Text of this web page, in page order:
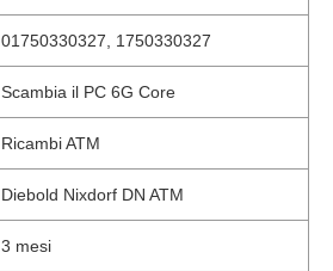
01750330327, 1750330327
Scambia il PC 6G Core
Ricambi ATM
Diebold Nixdorf DN ATM
3 mesi